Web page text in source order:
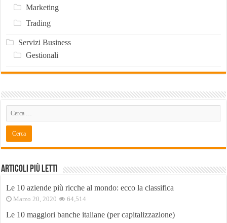
Marketing
Trading
Servizi Business
Gestionali
Articoli Più Letti
Le 10 aziende più ricche al mondo: ecco la classifica
Marzo 20, 2020 64,514
Le 10 maggiori banche italiane (per capitalizzazione)